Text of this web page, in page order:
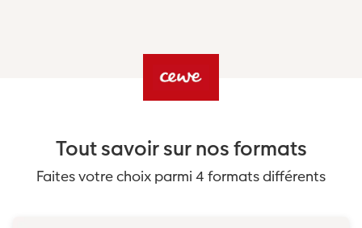
Tout savoir sur nos formats
Faites votre choix parmi 4 formats différents